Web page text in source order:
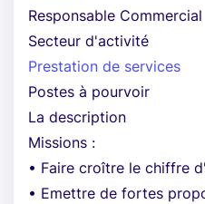
Responsable Commercial
Secteur d'activité
Prestation de services
Postes à pourvoir
La description
Missions :
• Faire croître le chiffre
• Emettre de fortes